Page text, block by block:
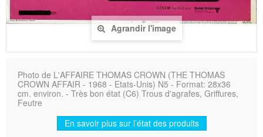
Agrandir l'image
Photo de L'AFFAIRE THOMAS CROWN (THE THOMAS
CROWN AFFAIR - 1968 - Etats-Unis) N5 - Format: 28x36
cm. environ. - Très bon état (C6) Trous d'agrafes, Griffures,
Feutre
En savoir plus sur l’état des produits